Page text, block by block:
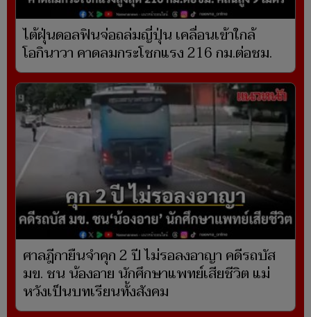
ไต้ฝุ่นดอลฟินจ่อถล่มญี่ปุ่น เคลื่อนเข้าใกล้
โอกินาวา คาดลมกระโชกแรง 216 กม.ต่อชม.
ศาลฎีกายืนจำคุก 2 ปี ไม่รอลงอาญา คดีรถบัส
มข. ชน น้องอาย นักศึกษาแพทย์เสียชีวิต แม่
หวังเป็นบทเรียนทั้งสังคม